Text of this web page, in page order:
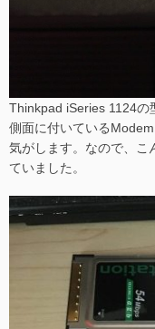
Thinkpad iSeries 1124の
側面に付いている
気がします。なので、こ
ていました。